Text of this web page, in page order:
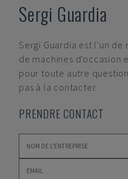
Sergi Guardia
Sergi Guardia est l'un de
de machines d'occasion
pour toute autre
pas à la contacter.
PRENDRE CONTACT